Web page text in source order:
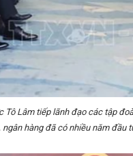
Tô Lâm tiếp lãnh đạo các tập
ngân hàng đã có nhiều năm đầu